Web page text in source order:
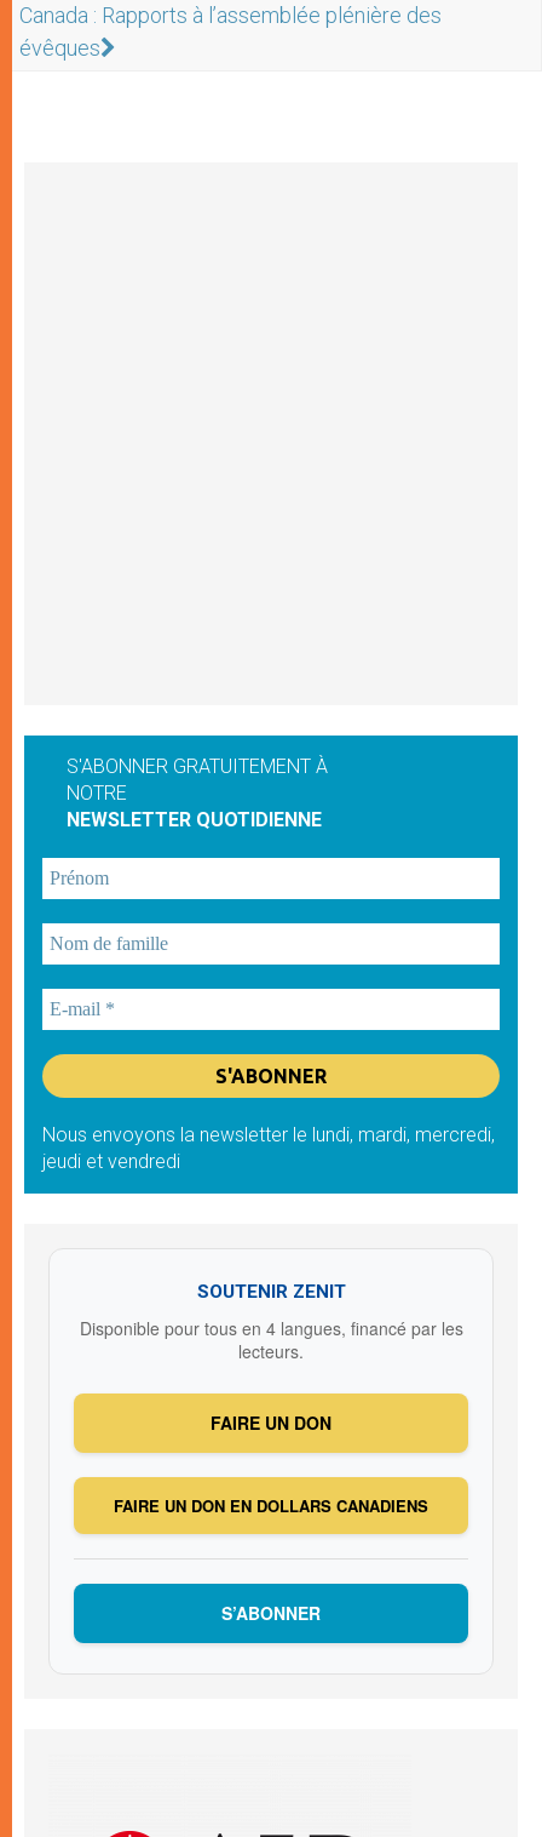
Canada : Rapports à l’assemblée plénière des
évêques
S'ABONNER GRATUITEMENT À
NOTRE
NEWSLETTER QUOTIDIENNE
Nous envoyons la newsletter le lundi, mardi, mercredi,
jeudi et vendredi
SOUTENIR ZENIT
Disponible pour tous en 4 langues, financé par les
lecteurs.
FAIRE UN DON
FAIRE UN DON EN DOLLARS CANADIENS
S’ABONNER